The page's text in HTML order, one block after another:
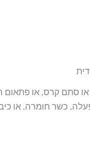
סתם קרס, או פתאום
כשר חומרה, או